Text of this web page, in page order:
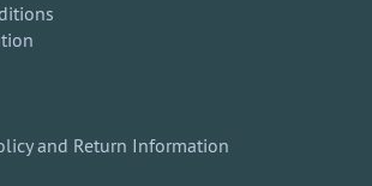
and Return Information